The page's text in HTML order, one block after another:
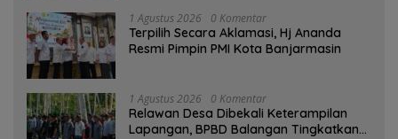
1 Agustus 2026 0 Komentar
‎Terpilih Secara Aklamasi, Hj Ananda
Resmi Pimpin PMI Kota Banjarmasin
1 Agustus 2026 0 Komentar
Relawan Desa Dibekali Keterampilan
Lapangan, BPBD Balangan Tingkatkan